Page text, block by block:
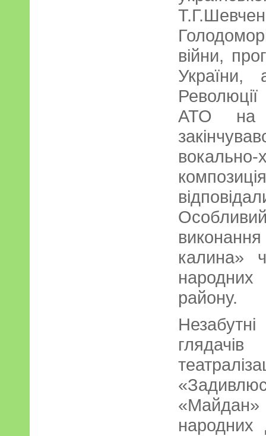
війни,
України,
Революції
АТО на
вокально-
виконання
калина»
народних
району.
народних